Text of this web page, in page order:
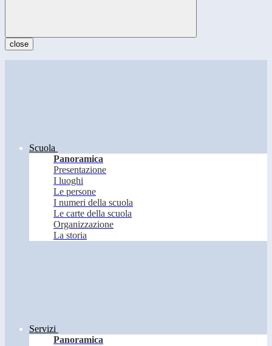
close
Scuola
Panoramica
Presentazione
I luoghi
Le persone
I numeri della scuola
Le carte della scuola
Organizzazione
La storia
Servizi
Panoramica